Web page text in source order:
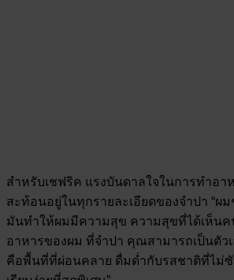
สำหรับเชฟริค แรงบันดาลใจในการทำอา
สะท้อนอยู่ในทุกรายละเอียดของจำปา “ผ
มันทำให้ผมมีความสุข ความสุขที่ได้เห็น
อาหารของผม ที่จำปา คุณสามารถเป็นตัว
คือพื้นที่ที่ผ่อนคลาย ดื่มด่ำกับรสชาติที่ไม่